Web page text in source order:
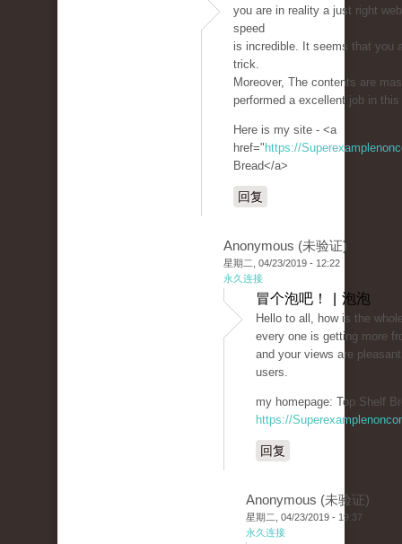
you are in reality a just right
speed
is incredible. It seems that you
trick.
Moreover, The contents are
performed a excellent job in
Here is my site - <a
href=" https://
Bread</a>
回复
Anonymous (未验证)
星期二, 04/23/2019 - 12:22
永久连接
冒个泡吧！ | 泡泡
Hello to all, how is the
every one is getting more
and your views are
users.
my homepage: Top Shelf
https://
回复
Anonymous (未验证)
星期二, 04/23/2019 - 19:37
永久连接